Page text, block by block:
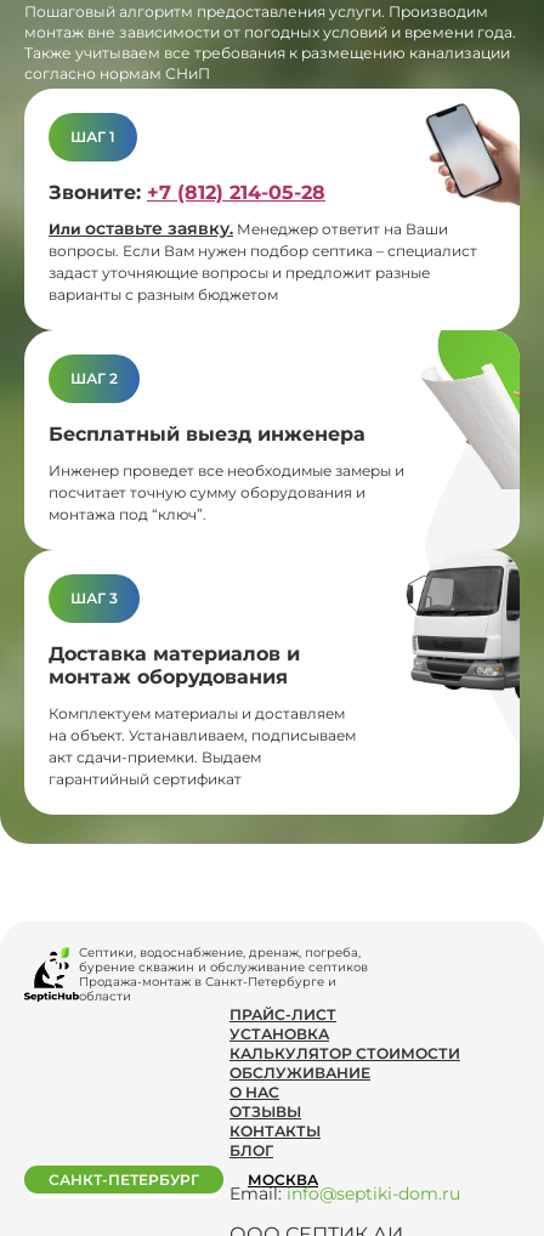
Пошаговый алгоритм предоставления услуги. Производим
монтаж вне зависимости от погодных условий и времени года.
Также учитываем все требования к размещению канализации
согласно нормам СНиП
ШАГ 1
Звоните: +7 (812) 214-05-28
Или оставьте заявку. Менеджер ответит на Ваши
вопросы. Если Вам нужен подбор септика – специалист
задаст уточняющие вопросы и предложит разные
варианты с разным бюджетом
ШАГ 2
Бесплатный выезд инженера
Инженер проведет все необходимые замеры и
посчитает точную сумму оборудования и
монтажа под “ключ”.
ШАГ 3
Доставка материалов и
монтаж оборудования
Комплектуем материалы и доставляем
на объект. Устанавливаем, подписываем
акт сдачи-приемки. Выдаем
гарантийный сертификат
Септики, водоснабжение, дренаж, погреба,
бурение скважин и обслуживание септиков
Продажа-монтаж в Санкт-Петербурге и
области
ПРАЙС-ЛИСТ
УСТАНОВКА
КАЛЬКУЛЯТОР СТОИМОСТИ
ОБСЛУЖИВАНИЕ
О НАС
ОТЗЫВЫ
КОНТАКТЫ
БЛОГ
Email:info@septiki-dom.ru
САНКТ-ПЕТЕРБУРГ МОСКВА